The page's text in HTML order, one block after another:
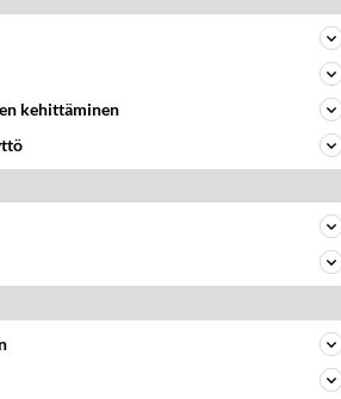
viestiä.
suosittu laulaja
kehittäminen